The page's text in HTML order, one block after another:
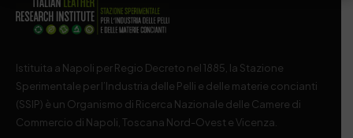
Istituita a Napoli per Regio Decreto nel 1885, la Stazione
Sperimentale per l’Industria delle Pelli e delle materie concianti
(SSIP) è un Organismo di Ricerca Nazionale delle Camere di
Commercio di Napoli, Toscana Nord-Ovest e Vicenza.